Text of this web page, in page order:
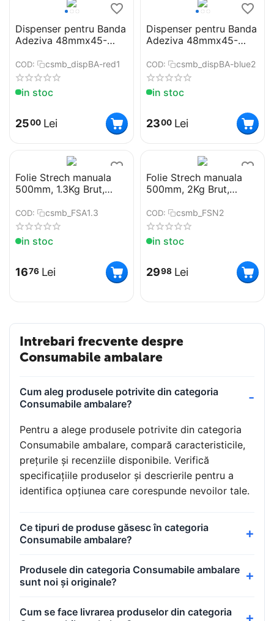
Dispenser pentru Banda
Adeziva 48mmx45-
COD: csmb_dispBA-red1
in stoc
2500 Lei
Dispenser pentru Banda
Adeziva 48mmx45-
COD: csmb_dispBA-blue2
in stoc
2300 Lei
Folie Strech manuala
500mm, 1.3Kg Brut,
COD: csmb_FSA1.3
in stoc
1676 Lei
Folie Strech manuala
500mm, 2Kg Brut,
COD: csmb_FSN2
in stoc
2998 Lei
Intrebari frecvente despre
Consumabile ambalare
Cum aleg produsele potrivite din categoria
Consumabile ambalare?
Pentru a alege produsele potrivite din categoria
Consumabile ambalare, compară caracteristicile,
prețurile și recenziile disponibile. Verifică
specificațiile produselor și descrierile pentru a
identifica opțiunea care corespunde nevoilor tale.
Ce tipuri de produse găsesc în categoria
Consumabile ambalare?
Produsele din categoria Consumabile ambalare
sunt noi și originale?
Cum se face livrarea produselor din categoria